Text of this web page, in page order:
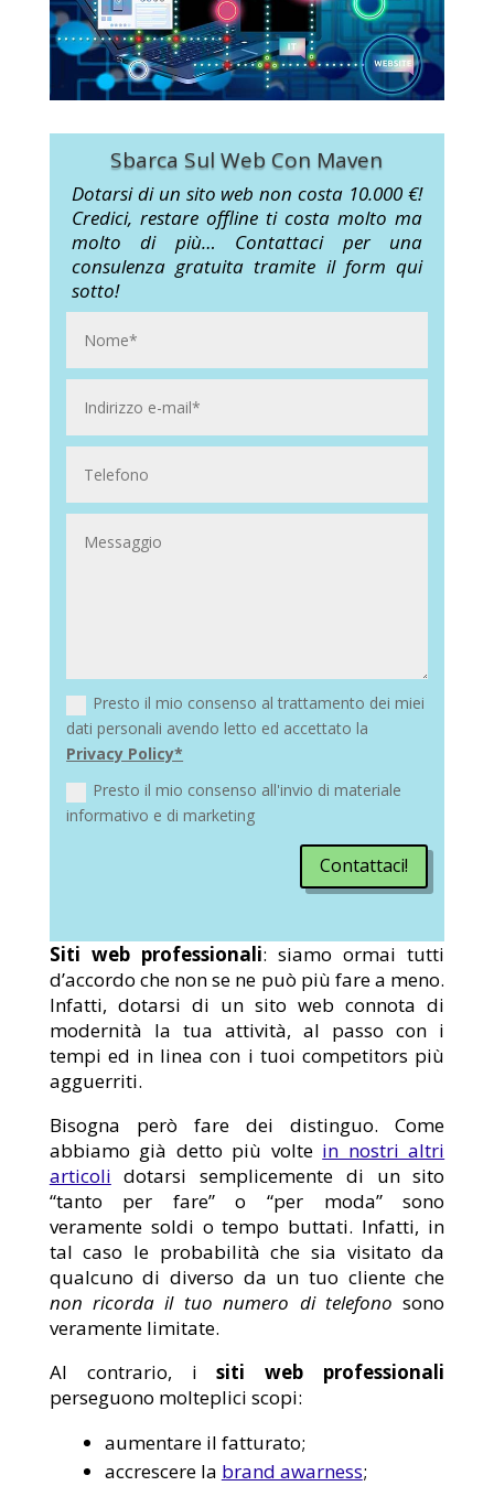
Sbarca Sul Web Con Maven
Dotarsi di un sito web non costa 10.000 €!
Credici, restare offline ti costa molto ma
molto di più… Contattaci per una
consulenza gratuita tramite il form qui
sotto!
Presto il mio consenso al trattamento dei miei
dati personali avendo letto ed accettato la
Privacy Policy*
Presto il mio consenso all'invio di materiale
informativo e di marketing
Contattaci!
Siti web professionali: siamo ormai tutti
d’accordo che non se ne può più fare a meno.
Infatti, dotarsi di un sito web connota di
modernità la tua attività, al passo con i
tempi ed in linea con i tuoi competitors più
agguerriti.
Bisogna però fare dei distinguo. Come
abbiamo già detto più volte in nostri altri
articoli dotarsi semplicemente di un sito
“tanto per fare” o “per moda” sono
veramente soldi o tempo buttati. Infatti, in
tal caso le probabilità che sia visitato da
qualcuno di diverso da un tuo cliente che
non ricorda il tuo numero di telefonosono
veramente limitate.
Al contrario, isiti web professionali
perseguono molteplici scopi:
aumentare il fatturato;
accrescere la brand awarness;